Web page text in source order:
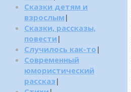
Сказки детям и
взрослым |
Сказки, рассказы,
повести |
Случилось как-то |
Современный
юмористический
рассказ |